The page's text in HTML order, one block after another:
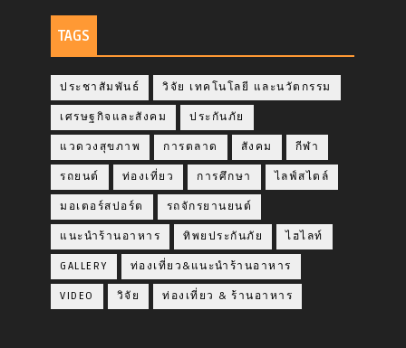
TAGS
ประชาสัมพันธ์ วิจัย เทคโนโลยี และนวัตกรรม
เศรษฐกิจและสังคม ประกันภัย
แวดวงสุขภาพ การตลาด สังคม กีฬา
รถยนต์ ท่องเที่ยว การศึกษา ไลฟ์สไตล์
มอเตอร์สปอร์ต รถจักรยานยนต์
แนะนำร้านอาหาร ทิพยประกันภัย ไฮไลท์
GALLERY ท่องเที่ยว&แนะนำร้านอาหาร
VIDEO วิจัย ท่องเที่ยว & ร้านอาหาร